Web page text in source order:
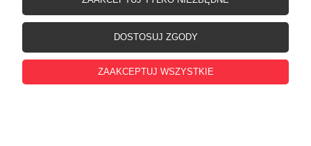
WASZE ULUBIONE
POMOC
DOSTOSUJ ZGODY
ZAAKCEPTUJ WSZYSTKIE